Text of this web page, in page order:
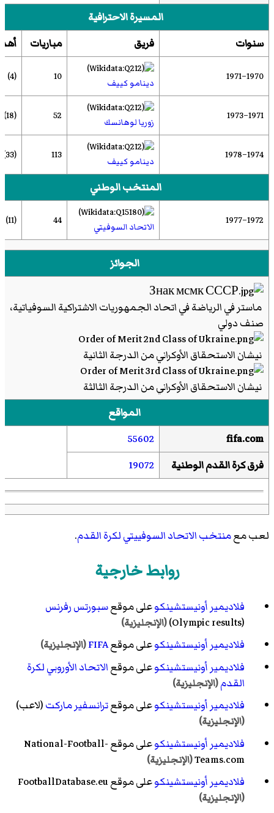
المسيرة الاحترافية
سنوات
فريق مباريات
1970–1971
دينامو كييف
10
(4)
1971–1973
زوريا لوهانسك
52
(18)
1974–1978
دينامو كييف
113
(33)
المنتخب الوطني
1972–1977
الاتحاد السوفيتي
44
(11)
الجوائز
ماستر في الرياضة في اتحاد الجمهوريات الاشتراكية السوفياتية،
صنف دولي
نيشان الاستحقاق الأوكراني من الدرجة الثانية
نيشان الاستحقاق الأوكراني من الدرجة الثالثة
جائزة سيد الرياضة السوفيتي التشريفية
المواقع
fifa.com
55602
فرق كرة القدم الوطنية
19072
لعب معمنتخب الاتحاد السوفييتي لكرة القدم.
روابط خارجية
فلاديمير أونيستشينكوعلى موقعسبورتس رفرنس
(Olympic results)
(الإنجليزية)
فلاديمير أونيستشينكوعلى موقعFIFA(الإنجليزية)
فلاديمير أونيستشينكوعلى موقعالاتحاد الأوروبي لكرة
القدم(الإنجليزية)
فلاديمير أونيستشينكوعلى موقعترانسفير ماركت(لاعب)
(الإنجليزية)
فلاديمير أونيستشينكو
على موقع National-Football-
Teams.com(الإنجليزية)
فلاديمير أونيستشينكوعلى موقع FootballDatabase.eu
(الإنجليزية)